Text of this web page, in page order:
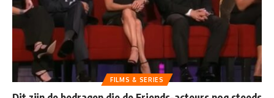
FILMS & SERIES